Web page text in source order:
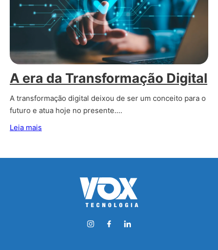
A era da Transformação Digital
A transformação digital deixou de ser um conceito para o
futuro e atua hoje no presente.…
Leia mais